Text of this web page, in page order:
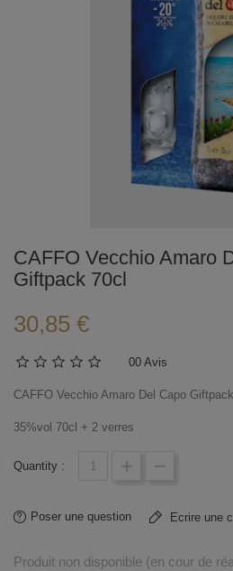
CAFFO Vecchio Amaro
Giftpack 70cl
30,85 €
00 Avis
CAFFO Vecchio Amaro Del Capo Giftpack
35%vol 70cl + 2 verres
Quantity :
Poser une question Ecrire une
Produit non disponible (en cour de